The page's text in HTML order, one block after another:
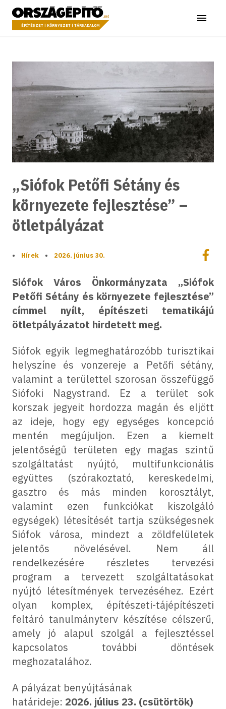
a tartalomhoz
Országépítő
ÉPÍTÉSZET | KÖRNYEZET | TÁRSADALOM Menü
„Siófok Petőfi Sétány és
környezete fejlesztése” –
ötletpályázat
• Hírek • 2026. június 30.
Siófok Város Önkormányzata „Siófok
Petőfi Sétány és környezete fejlesztése”
címmel nyílt, építészeti tematikájú
ötletpályázatot hirdetett meg.
Siófok egyik legmeghatározóbb turisztikai
helyszíne és vonzereje a Petőfi sétány,
valamint a területtel szorosan összefüggő
Siófoki Nagystrand. Ez a terület sok
korszak jegyeit hordozza magán és eljött
az ideje, hogy egy egységes koncepció
mentén megújuljon. Ezen a kiemelt
jelentőségű területen egy magas szintű
szolgáltatást nyújtó, multifunkcionális
együttes (szórakoztató, kereskedelmi,
gasztro és más minden korosztályt,
valamint ezen funkciókat kiszolgáló
egységek) létesítését tartja szükségesnek
Siófok városa, mindezt a zöldfelületek
jelentős növelésével. Nem áll
rendelkezésére részletes tervezési
program a tervezett szolgáltatásokat
nyújtó létesítmények tervezéséhez. Ezért
olyan komplex, építészeti-tájépítészeti
feltáró tanulmányterv készítése célszerű,
amely jó alapul szolgál a fejlesztéssel
kapcsolatos további döntések
meghozatalához.
A pályázat benyújtásának
határideje: 2026. július 23. (csütörtök)